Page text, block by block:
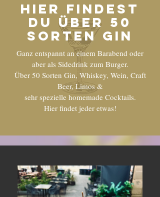
HIER FINDEST
DU ÜBER 50
SORTEN GIN
Ganz entspannt an einem Barabend oder
aber als Sidedrink zum Burger.
Über 50 Sorten Gin, Whiskey, Wein, Craft
Beer, Limos &
sehr spezielle homemade Cocktails.
Hier findet jeder etwas!